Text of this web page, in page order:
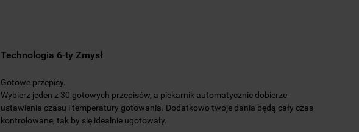
Technologia 6-ty Zmysł
Gotowe przepisy.
Wybierz jeden z 30 gotowych przepisów, a piekarnik automatycznie dobierze
ustawienia czasu i temperatury gotowania. Dodatkowo twoje dania będą cały czas
kontrolowane, tak by się idealnie ugotowały.